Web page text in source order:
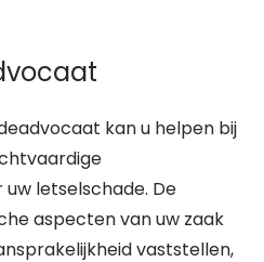
kan u helpen bij
letselschade. De
aspecten van uw zaak
vaststellen,